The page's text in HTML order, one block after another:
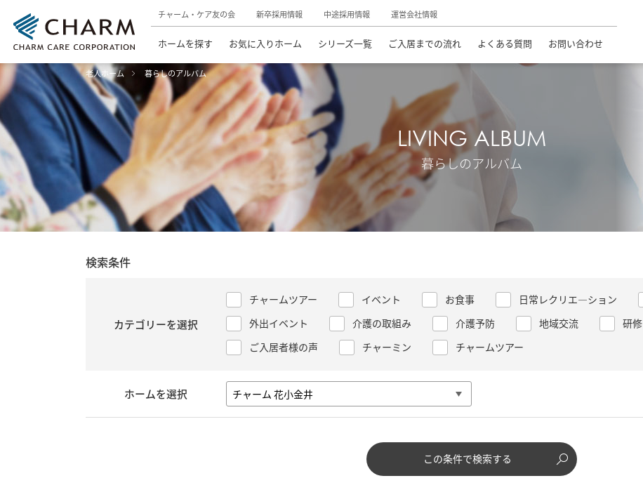
チャーム・ケア友の会 新卒採用情報 中途採用情報 運営会社情報
ホームを探す お気に入りホーム シリーズ一覧 ご入居までの流れ よくある質問 お問い合わせ
老人ホーム 暮らしのアルバム
LIVING ALBUM
暮らしのアルバム
検索条件
カテゴリーを選択
チャームツアー イベント お食事 日常レクリエ―ション
外出イベント
介護の取組み 介護予防 地域交流 研修
ご入居者様の声
チャーミン チャームツアー
ホームを選択
この条件で検索する